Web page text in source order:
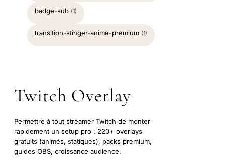
badge-sub (1)
transition-stinger-anime-premium (1)
Twitch Overlay
Permettre à tout streamer Twitch de monter
rapidement un setup pro : 220+ overlays
gratuits (animés, statiques), packs premium,
guides OBS, croissance audience.